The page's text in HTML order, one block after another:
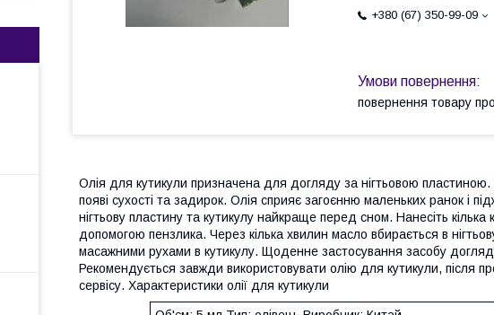
+380 (67) 350-99-09
повернення товару
Олія для кутикули призначена для догляду за нігтьовою пластиною.
появі сухості та задирок. Олія сприяє загоєнню маленьких ранок і
нігтьову пластину та кутикулу найкраще перед сном. Нанесіть
допомогою пензлика. Через кілька хвилин масло вбирається в
масажними рухами в кутикулу. Щоденне застосування засобу
Рекомендується завжди використовувати олію для кутикули, після
сервісу. Характеристики олії для кутикули